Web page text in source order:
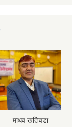
माधव खतिवडा